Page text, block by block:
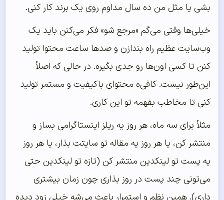
بشی یا مثل من ده سال مداوم روی یک برند کار کنی.
خیلی‌ها وقتی می‌گم «مرجع شو» فکر می‌کنن باید یک
وب‌سایت عظیم راه بندازن و صدها ساعت محتوا تولید
کنن تا کسی اون‌ها رو جدی بگیره. در حالی که اصلاً
این‌طور نیست. کافی‌ه محتوای باکیفیت و مستمر تولید
کنی تا مخاطب بفهمه تو این کاری.
مثلاً برای سه ماه، هر روز یه ریلز اینستاگرامی بساز و
منتشر کن، یا هر روز یه مقاله تو سایتت بذار، یا هر روز
یه پست تو لینکدین منتشر کن (تازه تو لینکدین حتی
می‌تونی چند پست در روز بذاری چون زمان بیشتری
داری). همین نظم و استمرار باعث می‌شه خیلی زود دیده